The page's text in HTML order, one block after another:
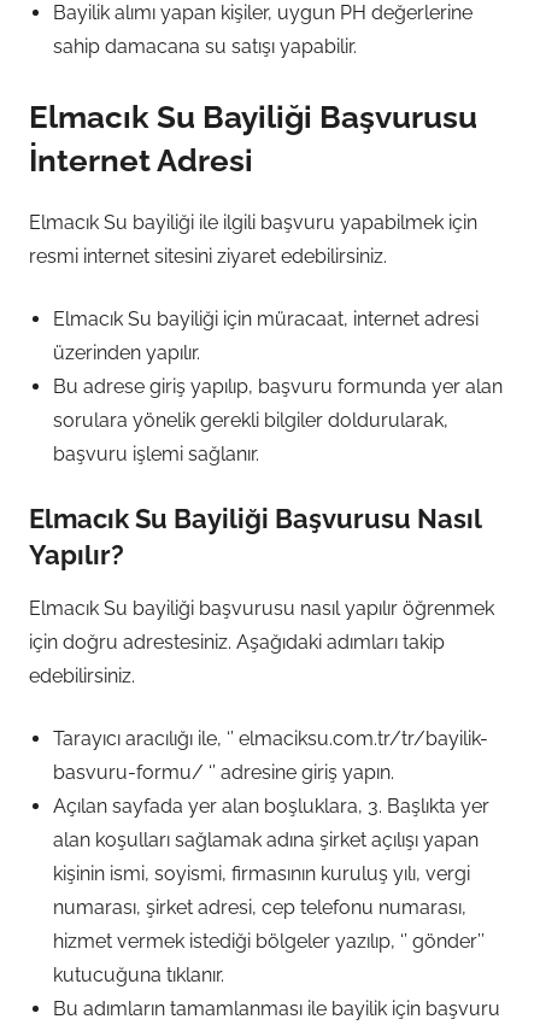
Bayilik alımı yapan kişiler, uygun PH değerlerine
sahip damacana su satışı yapabilir.
Elmacık Su Bayiliği Başvurusu
İnternet Adresi
Elmacık Su bayiliği ile ilgili başvuru yapabilmek için
resmi internet sitesini ziyaret edebilirsiniz.
Elmacık Su bayiliği için müracaat, internet adresi
üzerinden yapılır.
Bu adrese giriş yapılıp, başvuru formunda yer alan
sorulara yönelik gerekli bilgiler doldurularak,
başvuru işlemi sağlanır.
Elmacık Su Bayiliği Başvurusu Nasıl
Yapılır?
Elmacık Su bayiliği başvurusu nasıl yapılır öğrenmek
için doğru adrestesiniz. Aşağıdaki adımları takip
edebilirsiniz.
Tarayıcı aracılığı ile, ‘’ elmaciksu.com.tr/tr/bayilik-
basvuru-formu/ ‘’ adresine giriş yapın.
Açılan sayfada yer alan boşluklara, 3. Başlıkta yer
alan koşulları sağlamak adına şirket açılışı yapan
kişinin ismi, soyismi, firmasının kuruluş yılı, vergi
numarası, şirket adresi, cep telefonu numarası,
hizmet vermek istediği bölgeler yazılıp, ‘’ gönder’’
kutucuğuna tıklanır.
Bu adımların tamamlanması ile bayilik için başvuru